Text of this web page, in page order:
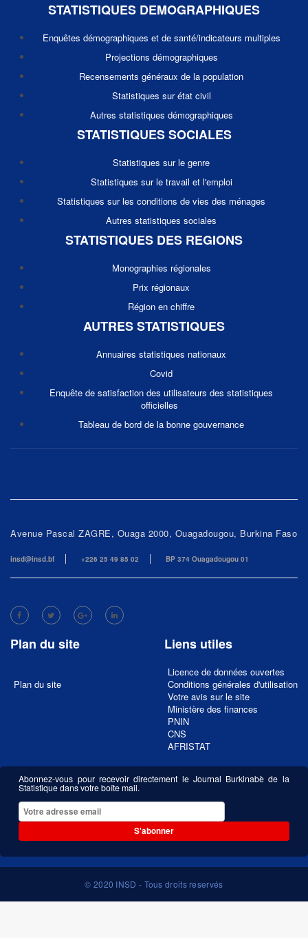
STATISTIQUES DEMOGRAPHIQUES
Enquêtes démographiques et de santé/indicateurs multiples
Projections démographiques
Recensements généraux de la population
Statistiques sur état civil
Autres statistiques démographiques
STATISTIQUES SOCIALES
Statistiques sur le genre
Statistiques sur le travail et l'emploi
Statistiques sur les conditions de vies des ménages
Autres statistiques sociales
STATISTIQUES DES REGIONS
Monographies régionales
Prix régionaux
Région en chiffre
AUTRES STATISTIQUES
Annuaires statistiques nationaux
Covid
Enquête de satisfaction des utilisateurs des statistiques
officielles
Tableau de bord de la bonne gouvernance
Avenue Pascal ZAGRE, Ouaga 2000, Ouagadougou, Burkina Faso
insd@insd.bf +226 25 49 85 02 BP 374 Ouagadougou 01
Plan du site
Plan du site
Liens utiles
Licence de données ouvertes
Conditions générales d'utilisation
Votre avis sur le site
Ministère des finances
PNIN
CNS
AFRISTAT
Abonnez-vous pour recevoir directement le Journal Burkinabè de la
Statistique dans votre boîte mail.
S'abonner
© 2020 INSD - Tous droits reservés